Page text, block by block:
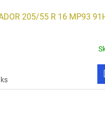
205/55 R 16 MP93